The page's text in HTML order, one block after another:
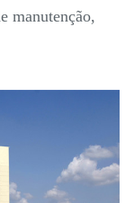
manutenção,